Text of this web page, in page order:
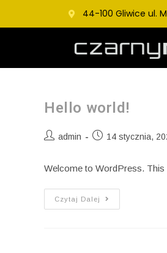
44-100 Gliwice ul.
Hello world!
admin 14 stycznia,
Welcome to WordPress. This
Czytaj Dalej